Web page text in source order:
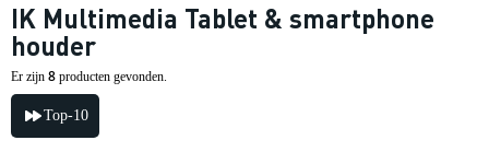
IK Multimedia Tablet & smartphone
houder
Er zijn 8 producten gevonden.
Top-10